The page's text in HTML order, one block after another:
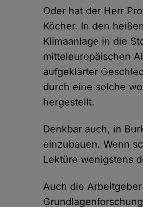
Oder hat der Herr
Köcher. In den
Klimaanlage in die
mitteleuropäischen
aufgeklärter
durch eine solche
hergestellt.
Denkbar auch, in
einzubauen. Wenn
Lektüre wenigstens
Auch die